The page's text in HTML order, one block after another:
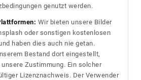
genutzt werden.
Wir bieten unsere Bilder
oder sonstigen kostenlosen
haben dies auch nie getan.
Bestand dort eingestellt,
Zustimmung. Ein solcher
Lizenznachweis. Der Verwender